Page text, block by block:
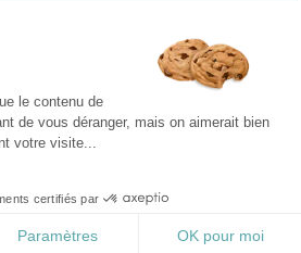
|Contactez-nous
0.238
le contenu de
de vous déranger, mais on aimerait bien
votre visite...
certifiés par
Paramètres OK pour moi